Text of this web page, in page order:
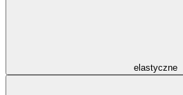
elastyczne